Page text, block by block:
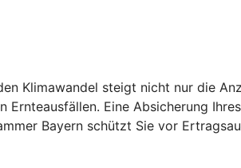
Klimawandel steigt nicht nur die
Eine Absicherung
Bayern schützt Sie vor